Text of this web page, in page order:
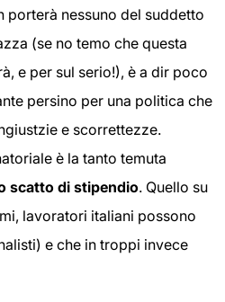
porterà nessuno del suddetto
(se no temo che questa
e per sul serio!), è a dir poco
persino per una politica che
e scorrettezze.
è la tanto temuta
scatto di stipendio. Quello su
lavoratori italiani possono
e che in troppi invece